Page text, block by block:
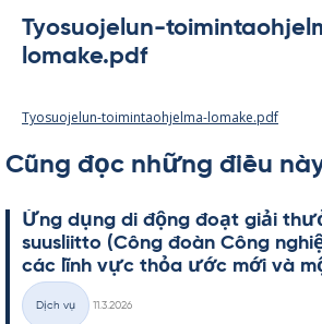
Tyosuojelun-
lomake.pdf
Tyosuojelun-toimintaohjelma-lomake.pdf
Cũng đọc những điều
Ứng dụng di động đoạt giải
suus­liitto (Công đoàn Công
các lĩnh vực thỏa ước mới và
Thể
Dịch vụ
11.3.2026